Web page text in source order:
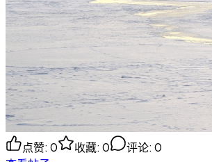
点赞: 0 收藏: 0 评论: 0